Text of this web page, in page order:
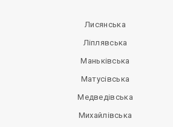
Лисянська
Ліплявська
Маньківська
Матусівська
Медведівська
Михайлівська